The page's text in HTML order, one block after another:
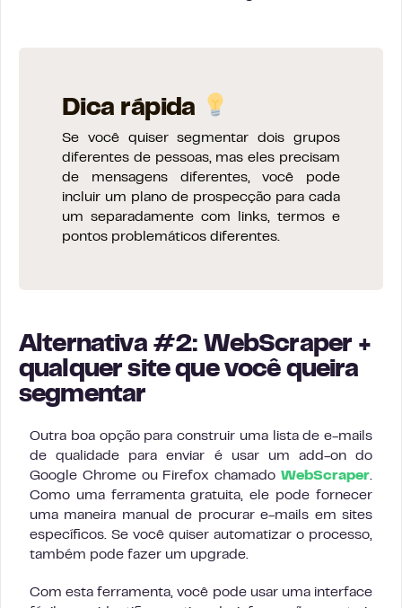
Dica rápida
Se você quiser segmentar dois grupos
diferentes de pessoas, mas eles precisam
de mensagens diferentes, você pode
incluir um plano de prospecção para cada
um separadamente com links, termos e
pontos problemáticos diferentes.
Alternativa #2: WebScraper +
qualquer site que você queira
segmentar
Outra boa opção para construir uma lista de e-mails
de qualidade para enviar é usar um add-on do
Google Chrome ou Firefox chamado WebScraper.
Como uma ferramenta gratuita, ele pode fornecer
uma maneira manual de procurar e-mails em sites
específicos. Se você quiser automatizar o processo,
também pode fazer um upgrade.
Com esta ferramenta, você pode usar uma interface